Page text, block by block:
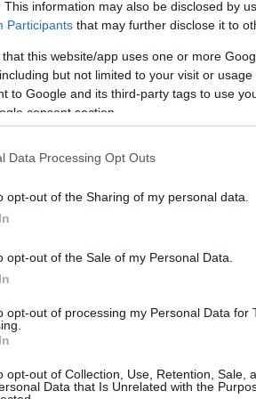
This information may also be disclosed by
Participants that may further disclose it to
that this website/app uses one or more
but not limited to your visit or
to Google and its third-party tags to use
consent section.
Data Processing Opt Outs
opt-out of the Sharing of my personal data.
opt-out of the Sale of my Personal Data.
opt-out of processing my Personal Data for
opt-out of Collection, Use, Retention, Sale,
Data that Is Unrelated with the
Depeche Mode
Devotion 12 Singles Box
akkortájt új felfedezés ihlethette:
anandamid "egy endogén
TOVÁBB